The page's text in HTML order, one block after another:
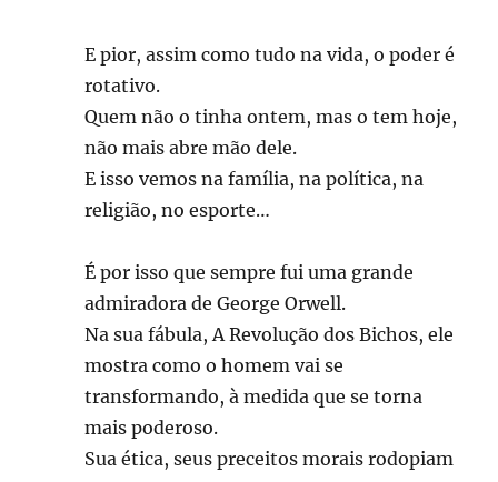
E pior, assim como tudo na vida, o poder é
rotativo.
Quem não o tinha ontem, mas o tem hoje,
não mais abre mão dele.
E isso vemos na família, na política, na
religião, no esporte…
É por isso que sempre fui uma grande
admiradora de George Orwell.
Na sua fábula, A Revolução dos Bichos, ele
mostra como o homem vai se
transformando, à medida que se torna
mais poderoso.
Sua ética, seus preceitos morais rodopiam